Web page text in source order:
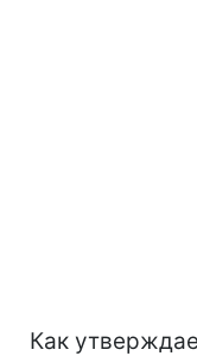
Как